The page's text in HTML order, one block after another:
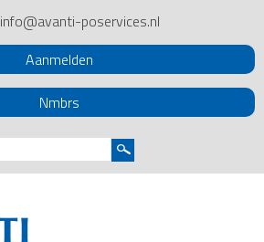
info@avanti-poservices.nl
Aanmelden
Nmbrs